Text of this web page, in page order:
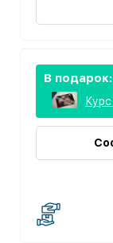
В подарок: